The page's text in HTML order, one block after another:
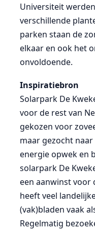
Universiteit
verschillende
parken staan de
elkaar en ook het
onvoldoende.
Inspiratiebron
Solarpark De
voor de rest van
gekozen voor
maar gezocht
energie opwek en
solarpark De
een aanwinst voor
heeft veel
(vak)bladen vaak
Regelmatig